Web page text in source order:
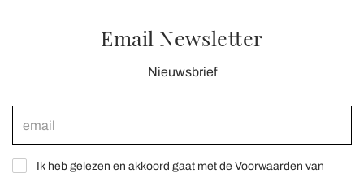
Email Newsletter
Nieuwsbrief
Ik heb gelezen en akkoord gaat met de Voorwaarden van